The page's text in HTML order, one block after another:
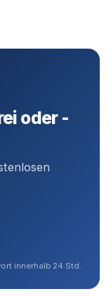
oder -
innerhalb 24 Std.